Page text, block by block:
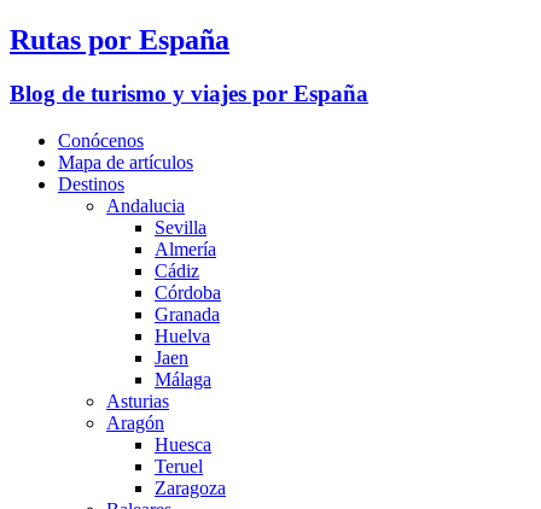
Rutas por España
Blog de turismo y viajes por España
Conócenos
Mapa de artículos
Destinos
Andalucia
Sevilla
Almería
Cádiz
Córdoba
Granada
Huelva
Jaen
Málaga
Asturias
Aragón
Huesca
Teruel
Zaragoza